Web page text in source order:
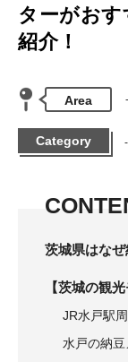
ターがお
紹介！
Area
Category
茨城県はな
【茨城の観
JR水戸駅
水戸の納